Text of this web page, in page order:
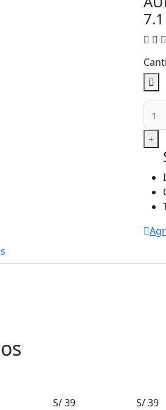
S/ 39
S/ 39